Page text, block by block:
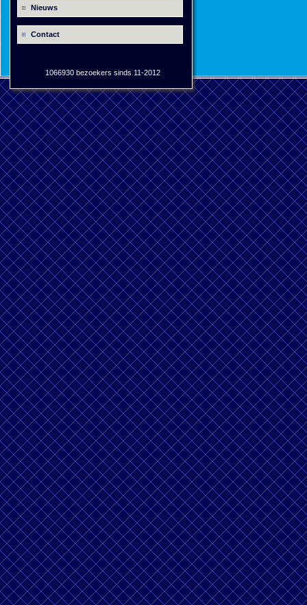
Nieuws
Contact
1066930 bezoekers sinds 11-2012